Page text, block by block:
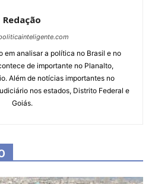
Redação
em analisar a política no Brasil e no
de importante no Planalto,
Além de notícias importantes no
nos estados, Distrito Federal e
Goiás.